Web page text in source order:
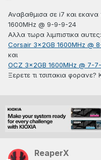
Αναβαθμισα σε i7 και
1600MHz @ 9-9-9-24
Αλλα τωρα λιμπιστικα αυτες:
Corsair 3x2GB 1600MHz @
και
OCZ 3x2GB 1600MHz @ 7-
Ξερετε τι τσιπακια φορανε?
ReaperX